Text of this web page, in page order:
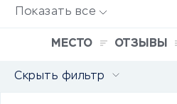
Показать все
МЕСТО ОТЗЫВЫ
Скрыть фильтр